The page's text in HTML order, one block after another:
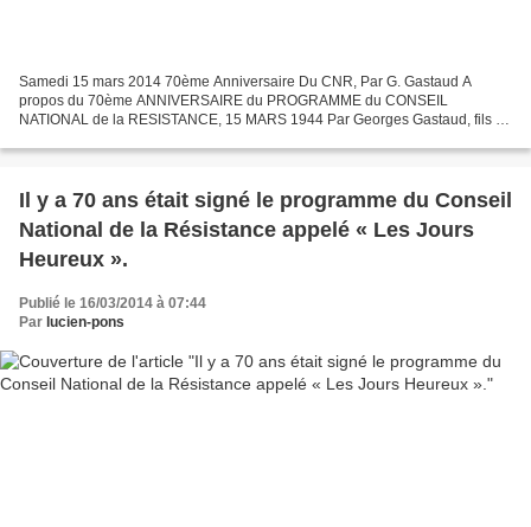
Samedi 15 mars 2014 70ème Anniversaire Du CNR, Par G. Gastaud A
propos du 70ème ANNIVERSAIRE du PROGRAMME du CONSEIL
NATIONAL de la RESISTANCE, 15 MARS 1944 Par Georges Gastaud, fils de
Il y a 70 ans était signé le programme du Conseil
National de la Résistance appelé « Les Jours
Heureux ».
Publié le 16/03/2014 à 07:44
Par lucien-pons